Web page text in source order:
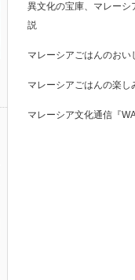
異文化の宝庫、マレー
説
マレーシアごはんのおい
マレーシアごはんの楽し
マレーシア文化通信『